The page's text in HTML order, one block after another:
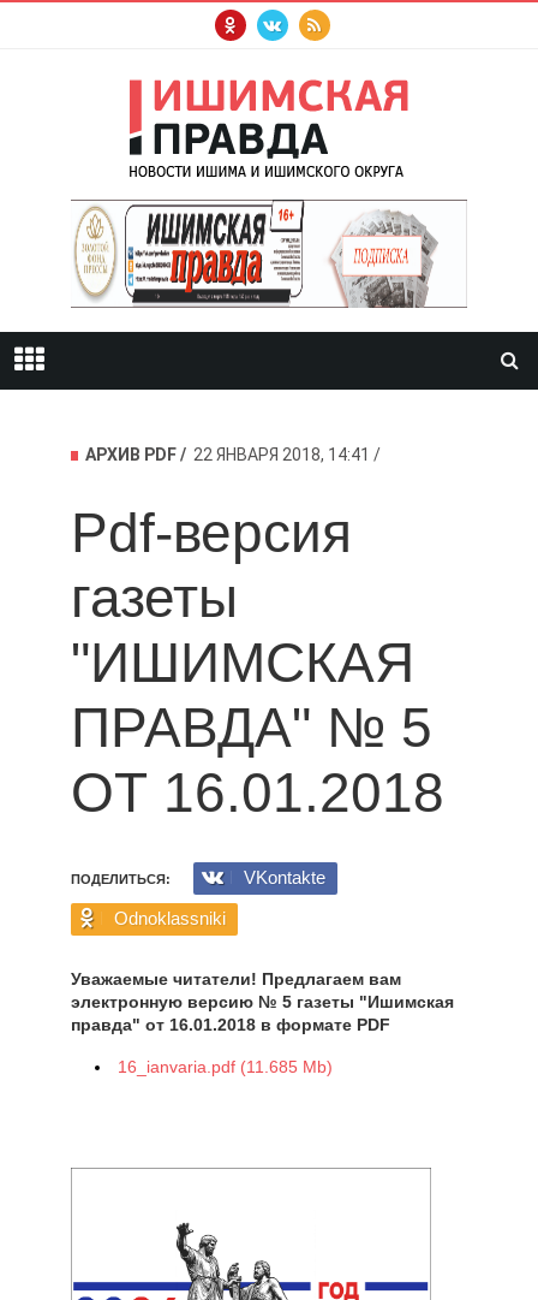
АРХИВ PDF 22 ЯНВАРЯ 2018, 14:41
Pdf-версия
газеты
"ИШИМСКАЯ
ПРАВДА" № 5
ОТ 16.01.2018
ПОДЕЛИТЬСЯ:
VKontakte
Odnoklassniki
Уважаемые читатели! Предлагаем вам
электронную версию № 5 газеты "Ишимская
правда" от 16.01.2018 в формате PDF
16_ianvaria.pdf (11.685 Mb)